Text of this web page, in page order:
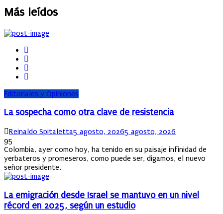
Más leídos
Editoriales y Opiniones
La sospecha como otra clave de resistencia
Author
Reinaldo SpitalettaPosted
5 agosto, 20265 agosto, 2026
95
Colombia, ayer como hoy, ha tenido en su paisaje infinidad de
yerbateros y promeseros, como puede ser, digamos, el nuevo
señor presidente.
La emigración desde Israel se mantuvo en un nivel
récord en 2025, según un estudio